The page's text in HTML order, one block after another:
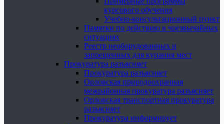
курсового обучения
Учебно-консультационный пункт
Памятки по действию в чрезвычайных
ситуациях
Реестр необорудованных и
запрещенных для купания мест
Прокуратура разъясняет
Прокуратура разъясняет
Орловская природоохранная
межрайонная прокуратура разъясняет
Орловская транспортная прокуратура
разъясняет
Прокуратура информирует